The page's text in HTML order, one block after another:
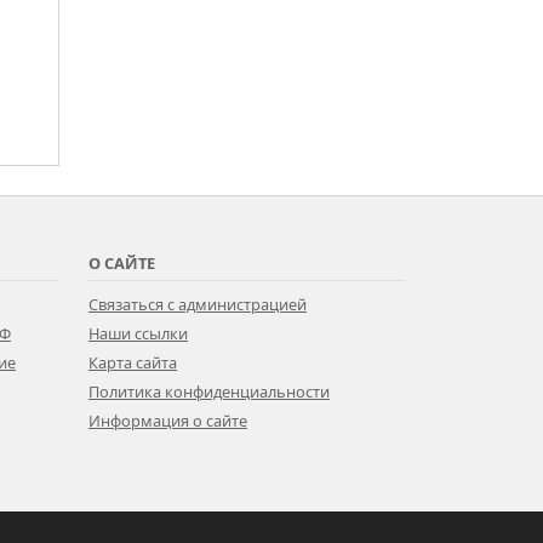
О САЙТЕ
Связаться с администрацией
Наши ссылки
Карта сайта
Политика конфиденциальности
Информация о сайте